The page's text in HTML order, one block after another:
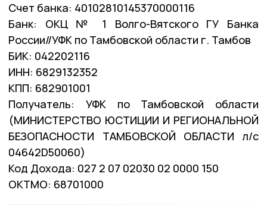
Счет банка: 40102810145370000116
Банк: ОКЦ № 1 Волго-Вятского ГУ Банка
России//УФК по Тамбовской области г. Тамбов
БИК: 042202116
ИНН: 6829132352
КПП: 682901001
Получатель: УФК по Тамбовской области
(МИНИСТЕРСТВО ЮСТИЦИИ И РЕГИОНАЛЬНОЙ
БЕЗОПАСНОСТИ ТАМБОВСКОЙ ОБЛАСТИ л/с
04642D50060)
Код Дохода: 027 2 07 02030 02 0000 150
ОКТМО: 68701000